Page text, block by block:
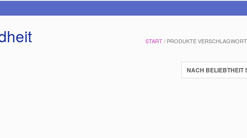
START/ PRODUKTE